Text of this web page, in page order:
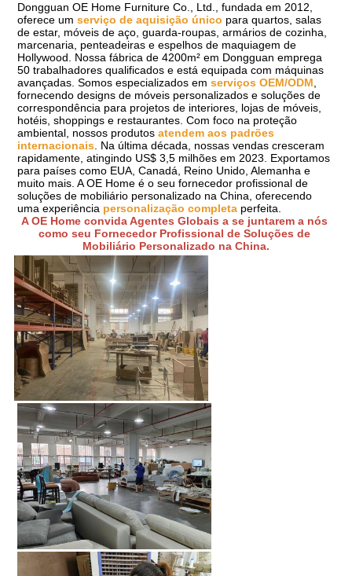
Dongguan OE Home Furniture Co., Ltd., fundada em 2012,
oferece um serviço de aquisição único para quartos, salas
de estar, móveis de aço, guarda-roupas, armários de cozinha,
marcenaria, penteadeiras e espelhos de maquiagem de
Hollywood. Nossa fábrica de 4200m² em Dongguan emprega
50 trabalhadores qualificados e está equipada com máquinas
avançadas. Somos especializados em serviços OEM/ODM
fornecendo designs de móveis personalizados e soluções de
correspondência para projetos de interiores, lojas de móveis,
hotéis, shoppings e restaurantes. Com foco na proteção
ambiental, nossos produtos atendem aos padrões
internacionais. Na última década, nossas vendas cresceram
rapidamente, atingindo US$ 3,5 milhões em 2023. Exportamos
para países como EUA, Canadá, Reino Unido, Alemanha e
muito mais. A OE Home é o seu fornecedor profissional de
soluções de mobiliário personalizado na China, oferecendo
uma experiência personalização completa perfeita.
A OE Home convida Agentes Globais a se juntarem a nós
como seu Fornecedor Profissional de Soluções de
Mobiliário Personalizado na China.